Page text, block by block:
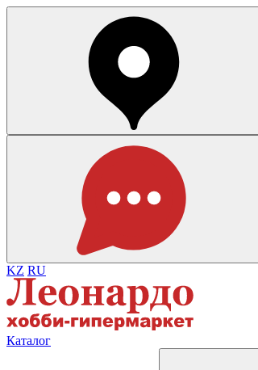
KZ RU
Каталог